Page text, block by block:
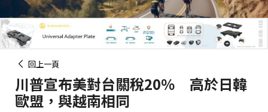
回上一頁
川普宣布美對台關稅20％ 高於日韓
歐盟，與越南相同